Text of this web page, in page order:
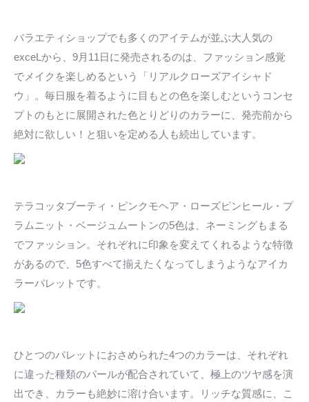
バラエティショップでも多くのアイテムが並ぶ大人気の
exceLから、9月11日に発売されるのは、ファッション感覚
でメイクを楽しめるという「リアルクローズアイシャド
ウ」。毎日服を着るように目もとの色を楽しむというコンセ
プトのもとに展開された色とりどりのカラーに、発売前から
絶対に欲しい！と狙いを定める人も続出しています。
テラコッタブーティ・ピンクモヘア・ローズピンヒール・プ
ラムニット・ベージュムートンの5色は、ネーミングもまる
でファッション。それぞれに印象を変えてくれるような特徴
があるので、5色すべて揃えたくなってしまうようなアイカ
ラーパレットです。
ひとつのパレットにおさめられた4つのカラーは、それぞれ
に違った種類のパールが配合されていて、極上のツヤ感を演
出でき、カラーも絶妙に溶け合います。リッチな質感に、こ